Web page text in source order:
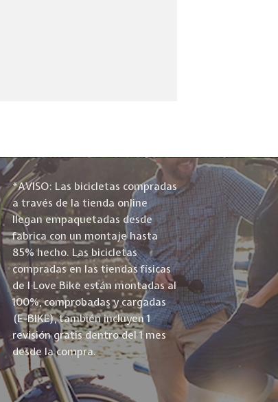
*AVISO: Las bicicletas compradas
a través de la tienda online
llegan empaquetadas desde
fabrica con un montaje hasta
85% hecho. Las bicicletas
compradas en las tiendas físicas
de I Love Bike están montadas al
100%, comprobadas y cargadas
(E-BIKE), también incluyen 1
revisión gratis dentro del 1 mes
desde la compra.